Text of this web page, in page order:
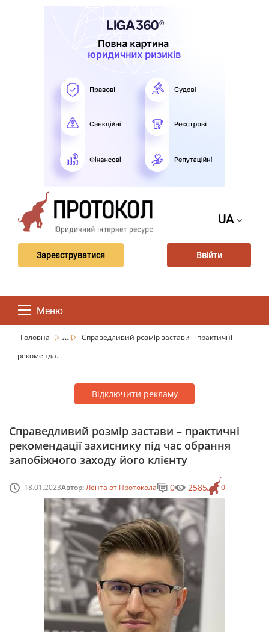
UA
Зареєструватися Ввійти
Меню
Головна ...
Справедливий розмір застави – практичні
рекоменда...
Відключити рекламу
Справедливий розмір застави – практичні
рекомендації захиснику під час обрання
запобіжного заходу його клієнту
18.01.2023Автор:Лента от Протокола 0
0 2585